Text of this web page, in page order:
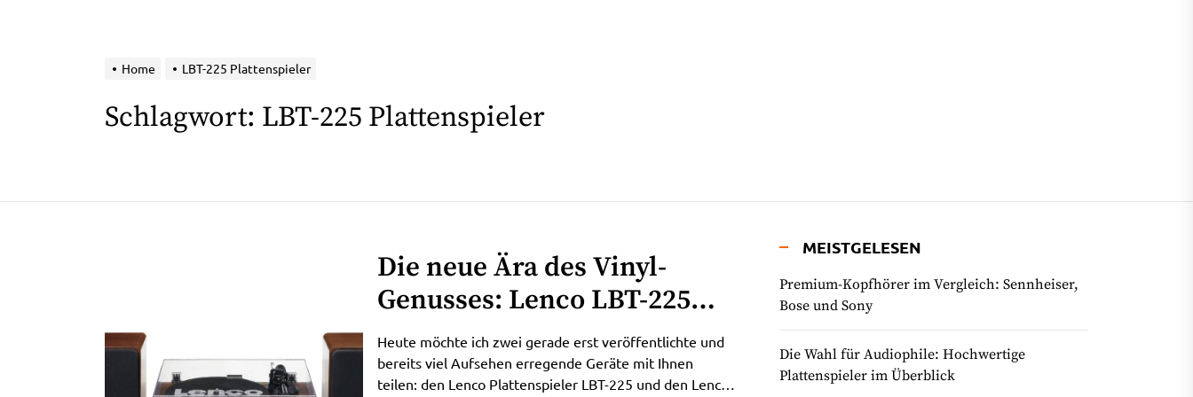
Home LBT-225 Plattenspieler
Schlagwort: LBT-225 Plattenspieler
Die neue Ära des Vinyl-
Genusses: Lenco LBT-225
Plattenspieler & LS-600 WA
Lautsprecher mit Bluetooth-
Heute möchte ich zwei gerade erst veröffentlichte und
bereits viel Aufsehen erregende Geräte mit Ihnen
teilen: den Lenco Plattenspieler LBT-225 und den Lenco
MEISTGELESEN
Premium-Kopfhörer im Vergleich: Sennheiser,
Bose und Sony
Die Wahl für Audiophile: Hochwertige
Plattenspieler im Überblick